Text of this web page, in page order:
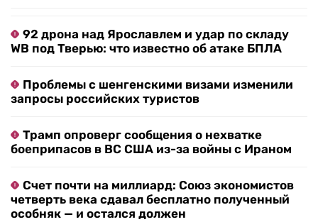
92 дрона над Ярославлем и удар по складу
WB под Тверью: что известно об атаке БПЛА
Проблемы с шенгенскими визами изменили
запросы российских туристов
Трамп опроверг сообщения о нехватке
боеприпасов в ВС США из-за войны с Ираном
Счет почти на миллиард: Союз экономистов
четверть века сдавал бесплатно полученный
особняк — и остался должен